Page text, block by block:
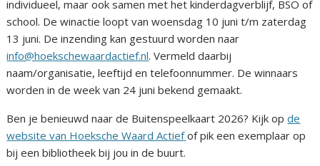
individueel, maar ook samen met het kinderdagverblijf, BSO of
school. De winactie loopt van woensdag 10 juni t/m zaterdag
13 juni. De inzending kan gestuurd worden naar
info@hoekschewaardactief.nl. Vermeld daarbij
naam/organisatie, leeftijd en telefoonnummer. De winnaars
worden in de week van 24 juni bekend gemaakt.
Ben je benieuwd naar de Buitenspeelkaart 2026? Kijk opde
website van Hoeksche Waard Actiefof pik een exemplaar op
bij een bibliotheek bij jou in de buurt.